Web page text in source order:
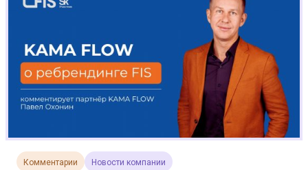
Комментарии Новости компании